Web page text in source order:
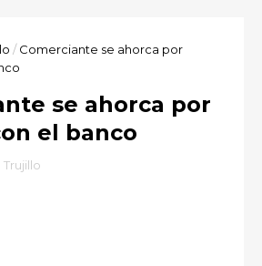
/ Comerciante se ahorca por
se ahorca por
el banco
Trujillo